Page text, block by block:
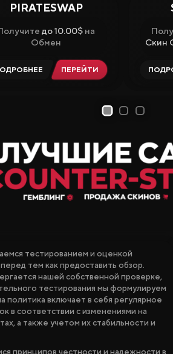
PIRATESWAP
до 10.00$ на
Обмен
ПЕРЕЙТИ
Скин
1 2 3
тестированием и оценкой
тем как предоставить обзор.
нашей собственной проверке,
тестирования мы формулируем
включает в себя регулярное
в соответствии с изменениями на
а также учетом их стабильности и
принципов честности и надежности в